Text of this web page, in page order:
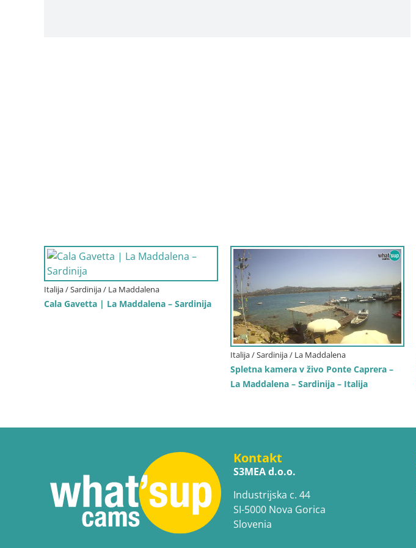
Italija / Sardinija / La Maddalena
Cala Gavetta | La Maddalena – Sardinija
Italija / Sardinija / La Maddalena
Spletna kamera v živo Ponte Caprera –
La Maddalena – Sardinija – Italija
Kontakt
S3MEA d.o.o.
Industrijska c. 44
SI-5000 Nova Gorica
Slovenia